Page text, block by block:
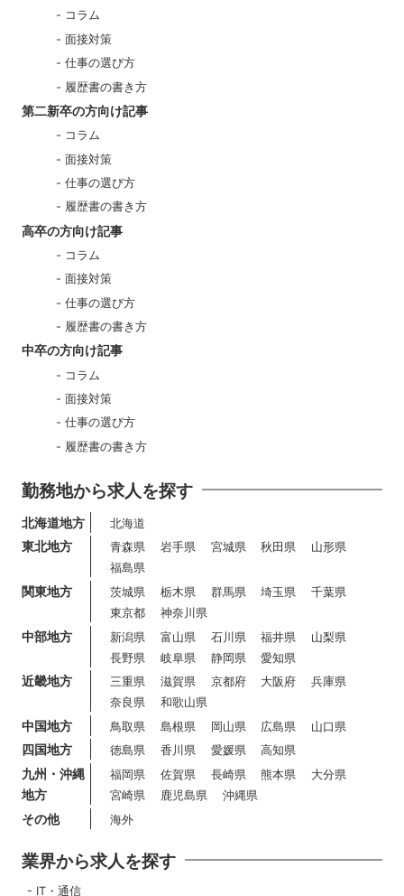
コラム
面接対策
仕事の選び方
履歴書の書き方
第二新卒の方向け記事
コラム
面接対策
仕事の選び方
履歴書の書き方
高卒の方向け記事
コラム
面接対策
仕事の選び方
履歴書の書き方
中卒の方向け記事
コラム
面接対策
仕事の選び方
履歴書の書き方
勤務地から求人を探す
北海道地方 北海道
東北地方 青森県 岩手県 宮城県 秋田県
山形県
福島県
関東地方 茨城県 栃木県 群馬県 埼玉県
千葉県
東京都
神奈川県
中部地方 新潟県 富山県 石川県 福井県
山梨県
長野県
岐阜県 静岡県 愛知県
近畿地方 三重県 滋賀県 京都府 大阪府
兵庫県
奈良県
和歌山県
中国地方 鳥取県 島根県 岡山県 広島県 山口県
四国地方 徳島県 香川県 愛媛県 高知県
九州・沖縄
地方
福岡県 佐賀県 長崎県 熊本県
大分県
宮崎県
鹿児島県 沖縄県
その他 海外
業界から求人を探す
IT・通信